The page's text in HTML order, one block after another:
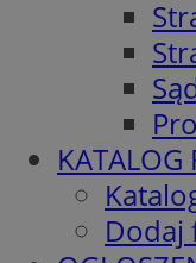
KATALOG
Dodaj